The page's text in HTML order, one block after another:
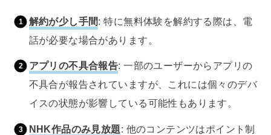
解約が少し手間: 特に無料体験を解約する際は、電
話が必要な場合があります。
アプリの不具合報告: 一部のユーザーからアプリの
不具合が報告されていますが、これには個々のデバ
イスの状態が影響している可能性もあります。
NHK作品のみ見放題: 他のコンテンツはポイント制